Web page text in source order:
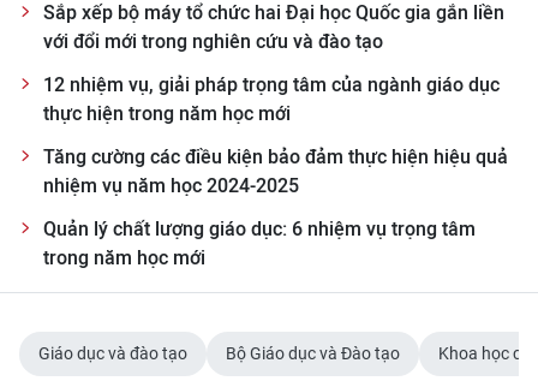
Sắp xếp bộ máy tổ chức hai Đại học Quốc gia gắn liền
với đổi mới trong nghiên cứu và đào tạo
12 nhiệm vụ, giải pháp trọng tâm của ngành giáo dục
thực hiện trong năm học mới
Tăng cường các điều kiện bảo đảm thực hiện hiệu quả
nhiệm vụ năm học 2024-2025
Quản lý chất lượng giáo dục: 6 nhiệm vụ trọng tâm
trong năm học mới
Giáo dục và đào tạo Bộ Giáo dục và Đào tạo Khoa học cơ